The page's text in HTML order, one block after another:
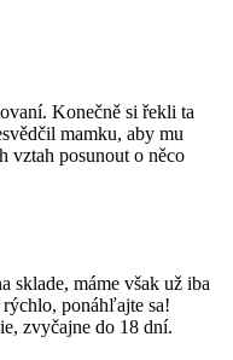
Konečně si řekli ta
mamku, aby mu
vztah posunout o něco
sklade, máme však už iba
ponáhľajte sa!
zvyčajne do 18 dní.